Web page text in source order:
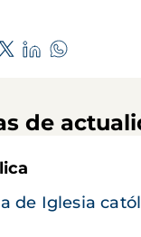
de
de Iglesia